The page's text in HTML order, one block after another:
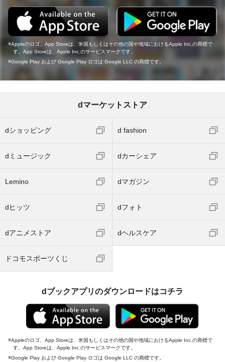
Appleのロゴ、App Storeは、米国もしくはその他の国や地域におけるApple Inc.の商標で
す。App Storeは、Apple Inc.のサービスマークです。
Google Play および Google Play ロゴは Google LLC の商標です。
dマーケットストア
dショッピング d fashion
dミュージック dカーシェア
Lemino dマガジン
dヒッツ dフォト
dアニメストア dヘルスケア
ドコモスポーツくじ
dブックアプリのダウンロードはコチラ
Appleのロゴ、App Storeは、米国もしくはその他の国や地域におけるApple Inc.の商標で
す。App Storeは、Apple Inc.のサービスマークです。
Google Play および Google Play ロゴは Google LLC の商標です。